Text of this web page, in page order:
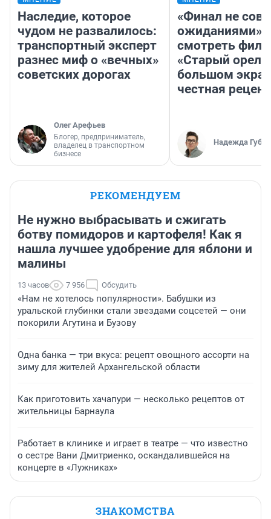
Наследие, которое
чудом не развалилось:
транспортный эксперт
разнес миф о «вечных»
советских дорогах
Олег Арефьев
Блогер, предприниматель,
владелец в транспортном
бизнесе
«Финал не
ожиданиями»:
смотреть
«Старый орел»
большом
честная
Надежда
РЕКОМЕНДУЕМ
Не нужно выбрасывать и сжигать
ботву помидоров и картофеля! Как я
нашла лучшее удобрение для яблони и
малины
13 часов 7 956 Обсудить
«Нам не хотелось популярности». Бабушки из
уральской глубинки стали звездами соцсетей — они
покорили Агутина и Бузову
Одна банка — три вкуса: рецепт овощного ассорти на
зиму для жителей Архангельской области
Как приготовить хачапури — несколько рецептов от
жительницы Барнаула
Работает в клинике и играет в театре — что известно
о сестре Вани Дмитриенко, оскандалившейся на
концерте в «Лужниках»
ЗНАКОМСТВА